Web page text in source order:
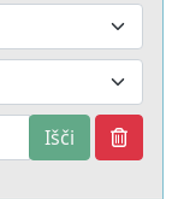
Išči